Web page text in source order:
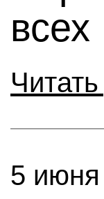
всех
5